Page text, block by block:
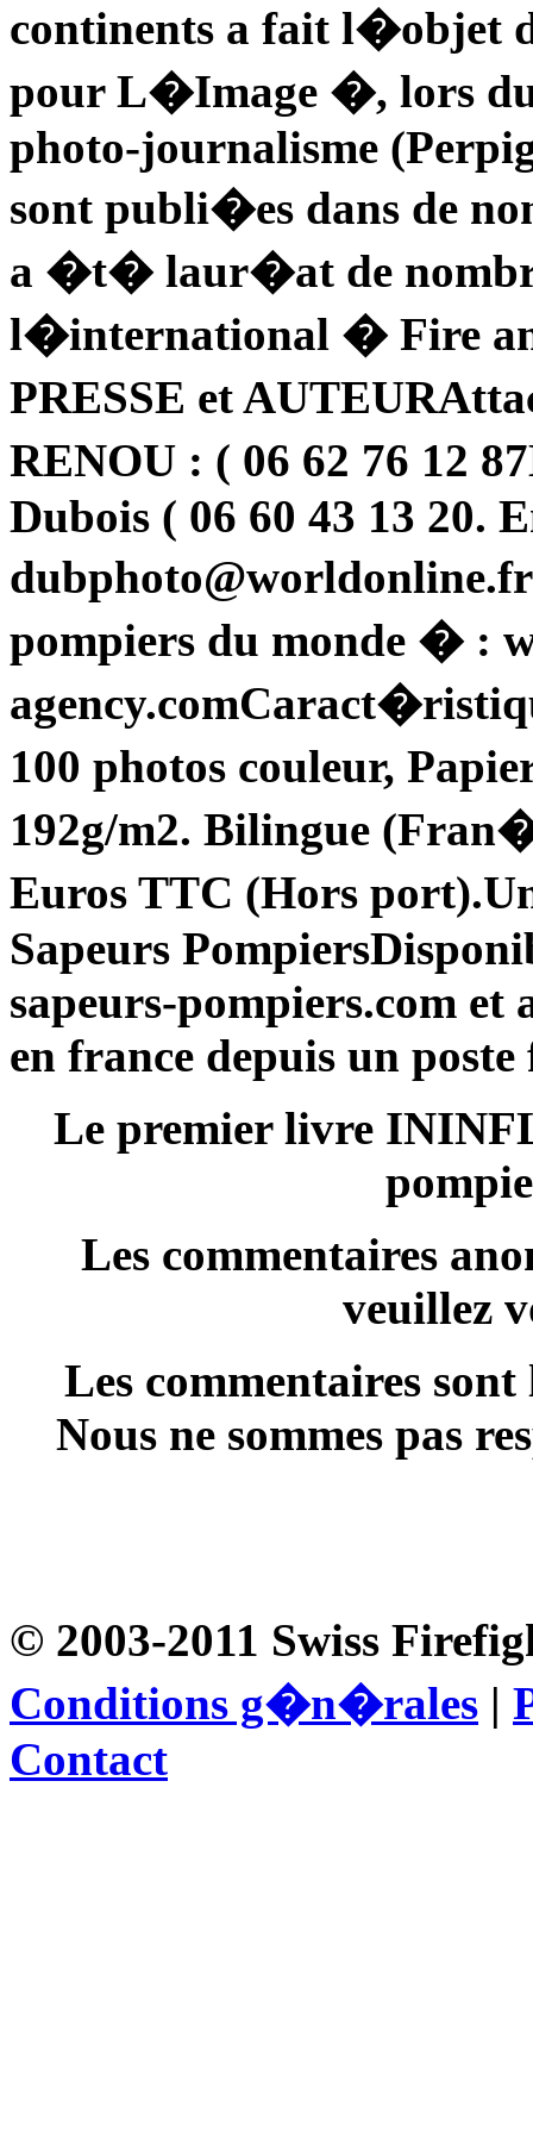
continents a fait
pour L�Image �, lors
photo-journalisme
sont publi�es dans de
a �t� laur�at de
l�international � Fire
PRESSE et
RENOU : ( 06 62 76 12
Dubois ( 06 60 43 13 20.
pompiers du monde � :
100 photos couleur,
192g/m2. Bilingue
Euros TTC (Hors
Sapeurs
sapeurs-pompiers.com
en france depuis un
Le premier livre
Les commentaires
veuillez
Les commentaires
Nous ne sommes pas
© 2003-2011 Swiss
Conditions g�n�rales |
Contact